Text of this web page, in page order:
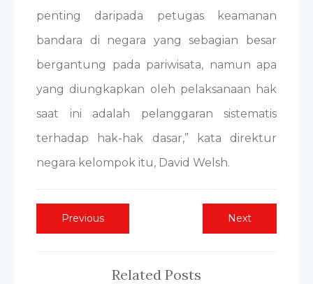
penting daripada petugas keamanan
bandara di negara yang sebagian besar
bergantung pada pariwisata, namun apa
yang diungkapkan oleh pelaksanaan hak
saat ini adalah pelanggaran sistematis
terhadap hak-hak dasar,” kata direktur
negara kelompok itu, David Welsh.
Post
navigation
PreviousPrevious
post:
NextNext
post:
Related Posts